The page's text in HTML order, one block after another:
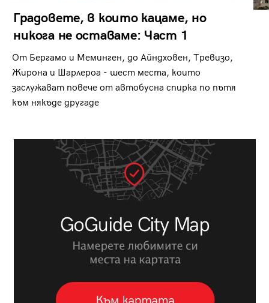
Градовете, в които кацаме, но
никога не оставаме: Част 1
От Бергамо и Меминген, до Айндховен, Тревизо,
Жирона и Шарлероа - шест места, които
заслужават повече от автобусна спирка по пътя
към някъде другаде